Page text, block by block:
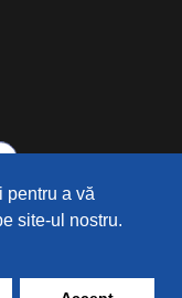
pentru a vă
site-ul nostru.